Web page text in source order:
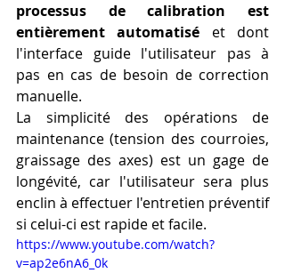
processus de calibration est
entièrement automatisé et dont
l'interface guide l'utilisateur pas à
pas en cas de besoin de correction
manuelle.
La simplicité des opérations de
maintenance (tension des courroies,
graissage des axes) est un gage de
longévité, car l'utilisateur sera plus
enclin à effectuer l'entretien préventif
si celui-ci est rapide et facile.
https://www.youtube.com/watch?
v=ap2e6nA6_0k